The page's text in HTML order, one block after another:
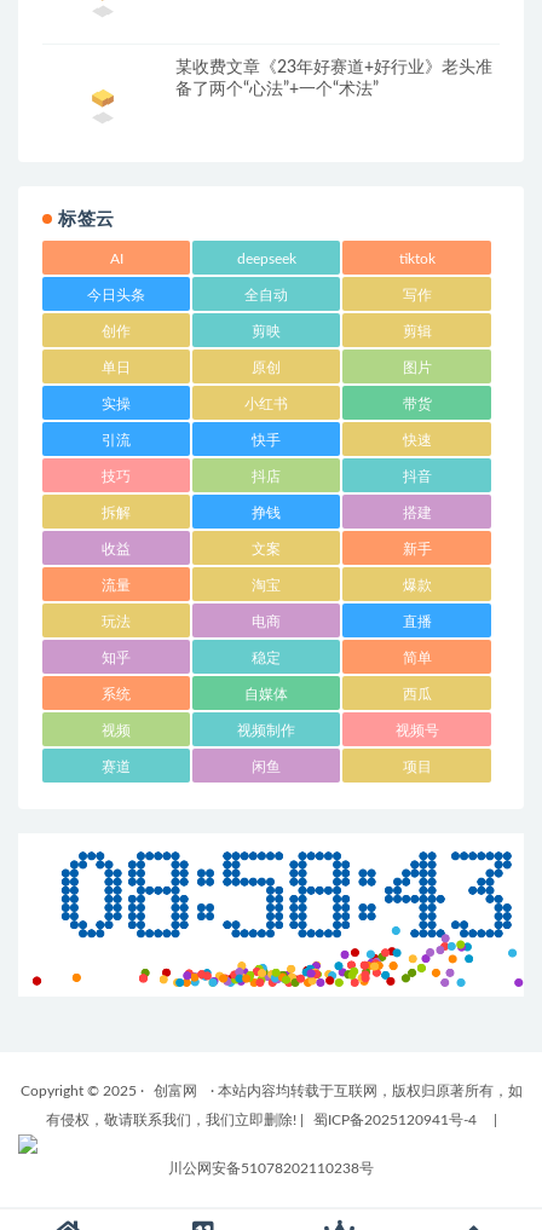
某收费文章《23年好赛道+好行业》老头准
备了两个“心法”+一个“术法”
标签云
AI deepseek tiktok
今日头条 全自动 写作
创作 剪映 剪辑
单日 原创 图片
实操 小红书 带货
引流 快手 快速
技巧 抖店 抖音
拆解 挣钱 搭建
收益 文案 新手
流量 淘宝 爆款
玩法 电商 直播
知乎 稳定 简单
系统 自媒体 西瓜
视频 视频制作 视频号
赛道 闲鱼 项目
Copyright © 2025 · 创富网
· 本站内容均转载于互联网，版权归原著所有，如
有侵权，敬请联系我们，我们立即删除!
蜀ICP备2025120941号-4
川公网安备51078202110238号